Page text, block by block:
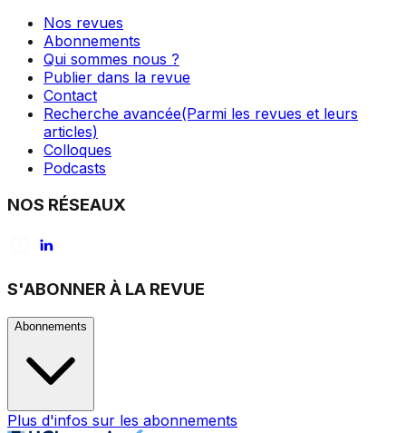
Nos revues
Abonnements
Qui sommes nous ?
Publier dans la revue
Contact
Recherche avancée(Parmi les revues et leurs
articles)
Colloques
Podcasts
NOS RÉSEAUX
S'ABONNER À LA REVUE
Abonnements
Plus d'infos sur les abonnements